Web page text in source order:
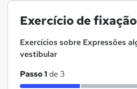
Exercício de fixação
Exercícios sobre Expressões
vestibular
Passo 1de 3